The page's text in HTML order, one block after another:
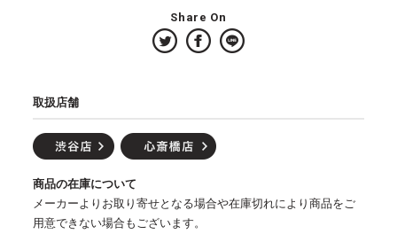
Share On
取扱店舗
商品の在庫について
メーカーよりお取り寄せとなる場合や在庫切れにより商品をご
用意できない場合もございます。